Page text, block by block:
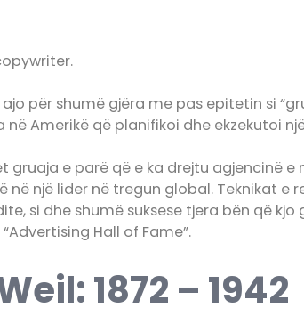
për shumë gjëra me pas epitetin si
në Amerikë që planifikoi dhe ekzekutoi
gruaja e parë që e ka drejtu agjencinë e
në një lider në tregun global. Teknikat e
si dhe shumë suksese tjera bën që kjo
Hall of Fame”.
1872 – 1942